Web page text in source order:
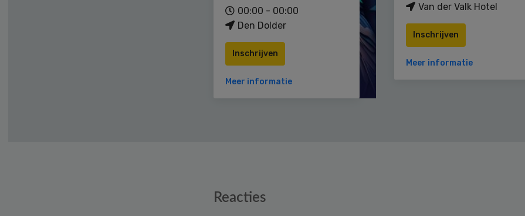
00:00 - 00:00
Den Dolder
Inschrijven
Meer informatie
Van der Valk Hotel
Inschrijven
Meer informatie
Reacties